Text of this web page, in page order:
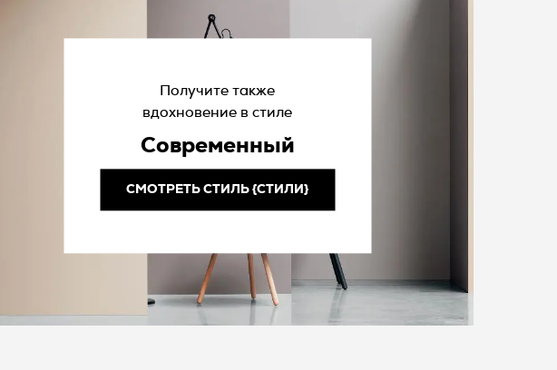
Получите также
вдохновение в стиле
Современный
СМОТРЕТЬ СТИЛЬ {СТИЛИ}